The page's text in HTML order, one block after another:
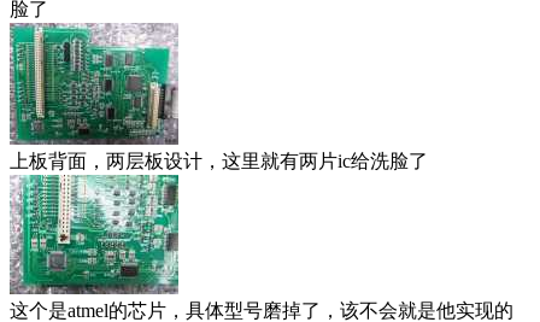
脸了
上板背面，两层板设计，这里就有两片ic给洗脸了
这个是atmel的芯片，具体型号磨掉了，该不会就是他实现的